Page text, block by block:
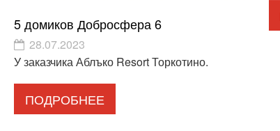
5 домиков Добросфера 6
28.07.2023
У заказчика Аблъко Resort Торкотино.
ПОДРОБНЕЕ